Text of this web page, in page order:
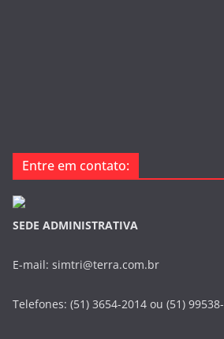
Entre em contato:
SEDE ADMINISTRATIVA
E-mail: simtri@terra.com.br
Telefones: (51) 3654-2014 ou (51)